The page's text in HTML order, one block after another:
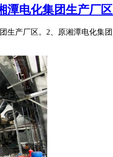
潭电化集团生产厂
生产厂区。2、原湘潭电化集